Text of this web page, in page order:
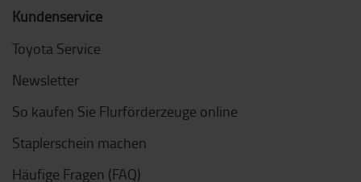
Kundenservice
Toyota Service
Newsletter
So kaufen Sie Flurförderzeuge online
Staplerschein machen
Häufige Fragen (FAQ)